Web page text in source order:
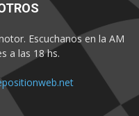
Escuchanos en la AM
a las 18 hs.